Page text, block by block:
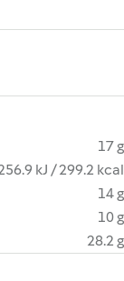
17 g
kJ / 299.2 kcal
14 g
10 g
28.2 g